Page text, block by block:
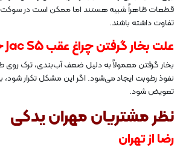
قطعات ظاهراً شبیه هستند اما ممکن است در سوکت،
تفاوت داشته باشند.
علت بخار گرفتن چراغ عقب Jac S5 چیست؟
بخار گرفتن معمولاً به دلیل ضعف آب‌بندی، ترک
نفوذ رطوبت ایجاد می‌شود. اگر این مشکل تکرار شود،
تعویض شود.
نظر مشتریان مهران یدکی
رضا از تهران